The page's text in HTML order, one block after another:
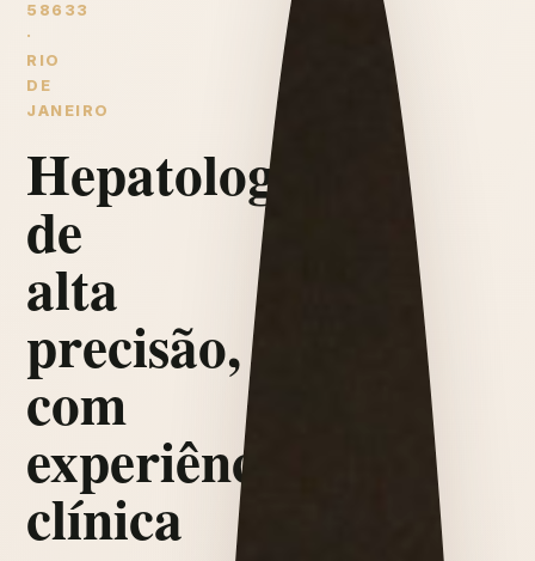
58633
·
RIO
DE
JANEIRO
Hepatologia
de
alta
precisão,
com
experiência
clínica